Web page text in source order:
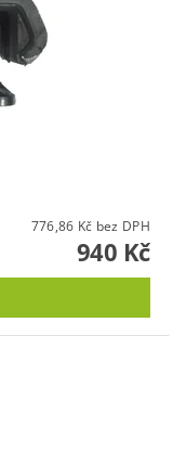
776,86 Kč bez DPH
940 Kč